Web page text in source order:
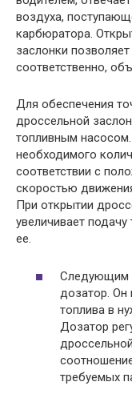
воздуха,
карбюратора.
заслонки
соответственно,
Для обеспечения
дроссельной
топливным
необходимого
соответствии с
скоростью
При открытии
увеличивает
ее.
Следующим
дозатор. Он
топлива в
Дозатор
требуемых